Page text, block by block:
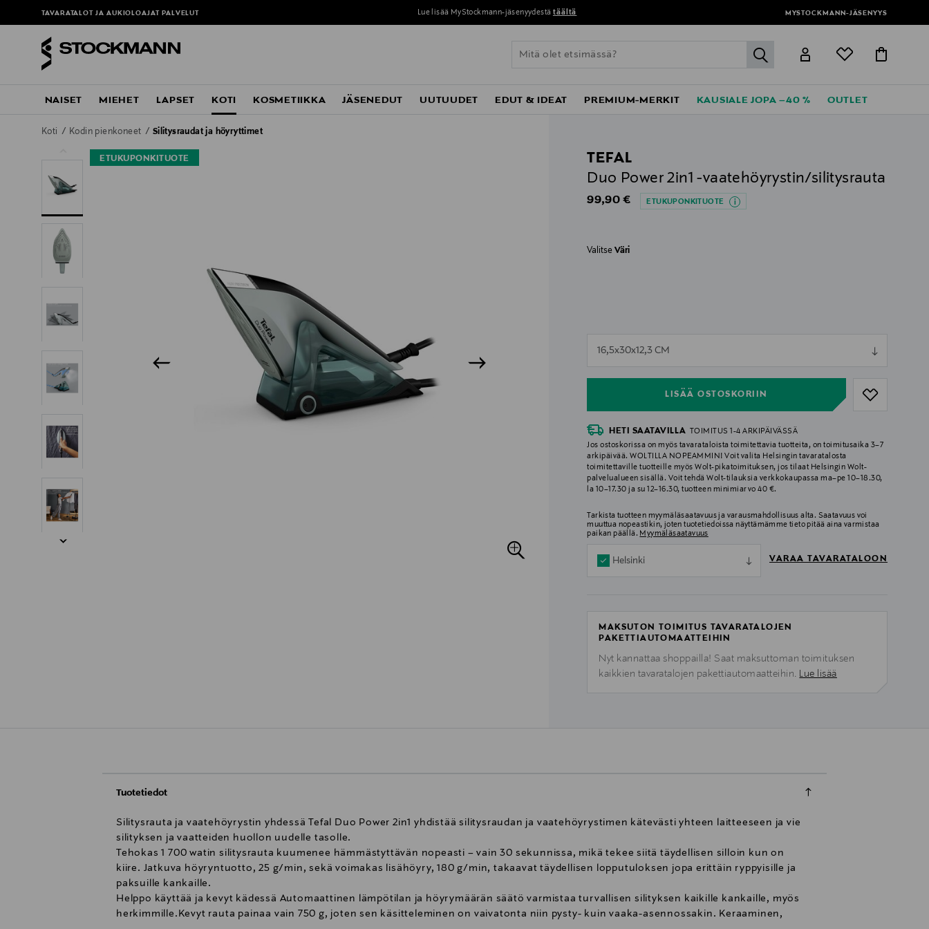
TAVARATALOT JA AUKIOLOAJAT PALVELUT Lue lisää MyStockmann-jäsenyydestä täältä MYSTOCKMANN-JÄSENYYS
label.header.go
NAISET MIEHET LAPSET KOTI KOSMETIIKKA JÄSENEDUT UUTUUDET EDUT & IDEAT PREMIUM-MERKIT KAUSIALE JOPA –40 % OUTLET
Koti Kodin pienkoneet Silitysraudat ja höyryttimet
ETUKUPONKITUOTE
TEFAL
Duo Power 2in1 -vaatehöyrystin/silitysrauta
Original Price
99,90 € ETUKUPONKITUOTE
ValitseVäri
16,5x30x12,3 CM
LISÄÄ OSTOSKORIIN
null
HETI SAATAVILLA
TOIMITUS 1-4 ARKIPÄIVÄSSÄ
Jos ostoskorissa on myös tavarataloista toimitettavia tuotteita, on toimitusaika 3–7
arkipäivää. WOLTILLA NOPEAMMIN! Voit valita Helsingin tavaratalosta
toimitettaville tuotteille myös Wolt-pikatoimituksen, jos tilaat Helsingin Wolt-
palvelualueen sisällä. Voit tehdä Wolt-tilauksia verkkokaupassa ma–pe 10–18.30,
la 10–17.30 ja su 12–16.30, tuotteen minimiarvo 40 €.
Tarkista tuotteen myymäläsaatavuus ja varausmahdollisuus alta. Saatavuus voi
muuttua nopeastikin, joten tuotetiedoissa näyttämämme tieto pitää aina varmistaa
paikan päällä. Myymäläsaatavuus
Helsinki VARAA TAVARATALOON
MAKSUTON TOIMITUS TAVARATALOJEN
PAKETTIAUTOMAATTEIHIN
Nyt kannattaa shoppailla! Saat maksuttoman toimituksen
kaikkien tavaratalojen pakettiautomaatteihin. Lue lisää
Tuotetiedot
Silitysrauta ja vaatehöyrystin yhdessä Tefal Duo Power 2in1 yhdistää silitysraudan ja vaatehöyrystimen kätevästi yhteen laitteeseen ja vie
silityksen ja vaatteiden huollon uudelle tasolle.
Tehokas 1 700 watin silitysrauta kuumenee hämmästyttävän nopeasti – vain 30 sekunnissa, mikä tekee siitä täydellisen silloin kun on
kiire. Jatkuva höyryntuotto, 25 g/min, sekä voimakas lisähöyry, 180 g/min, takaavat täydellisen lopputuloksen jopa erittäin ryppyisille ja
paksuille kankaille.
Helppo käyttää ja kevyt kädessä Automaattinen lämpötilan ja höyrymäärän säätö varmistaa turvallisen silityksen kaikille kankaille, myös
herkimmille.Kevyt rauta painaa vain 750 g, joten sen käsitteleminen on vaivatonta niin pysty- kuin vaaka-asennossakin. Keraaminen,